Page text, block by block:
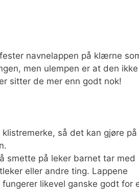
navnelappen på klærne
men ulempen er at den ikke
sitter de mer enn godt nok!
så det kan gjøre på
smette på leker barnet tar med
eller andre ting. Lappene
likevel ganske godt for